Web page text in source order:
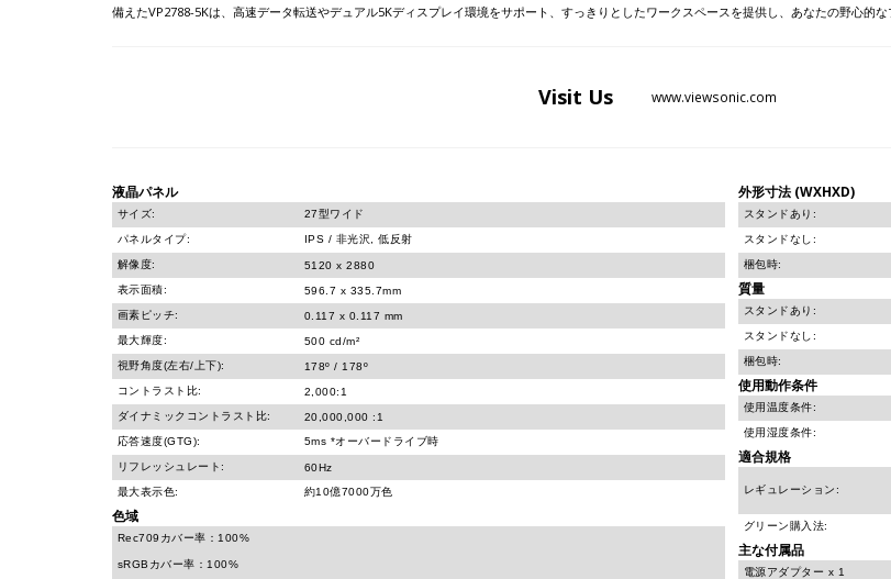
備えたVP2788-5Kは、高速データ転送やデュアル5Kディスプレイ環境をサポート、すっきりとしたワークスペースを提供し、あなたの野心的
Visit Us www.viewsonic.com
液晶パネル
サイズ: 27型ワイド
パネルタイプ: IPS / 非光沢, 低反射
解像度:
5120 x 2880
表示面積:
596.7 x 335.7mm
画素ピッチ:
0.117 x 0.117 mm
最大輝度:
500 cd/m²
視野角度(左右/上下):
178º / 178º
コントラスト比:
2,000:1
ダイナミックコントラスト比:
20,000,000 :1
応答速度(GTG):
5ms *オーバードライブ時
リフレッシュレート:
60Hz
最大表示色:
約10億7000万色
色域
Rec709カバー率：100%
sRGBカバー率：100%
外形寸法 (WXHXD)
スタンドあり:
スタンドなし:
梱包時:
質量
スタンドあり:
スタンドなし:
梱包時:
使用動作条件
使用温度条件:
使用湿度条件:
適合規格
レギュレーション:
グリーン購入法:
主な付属品
電源アダプター x 1